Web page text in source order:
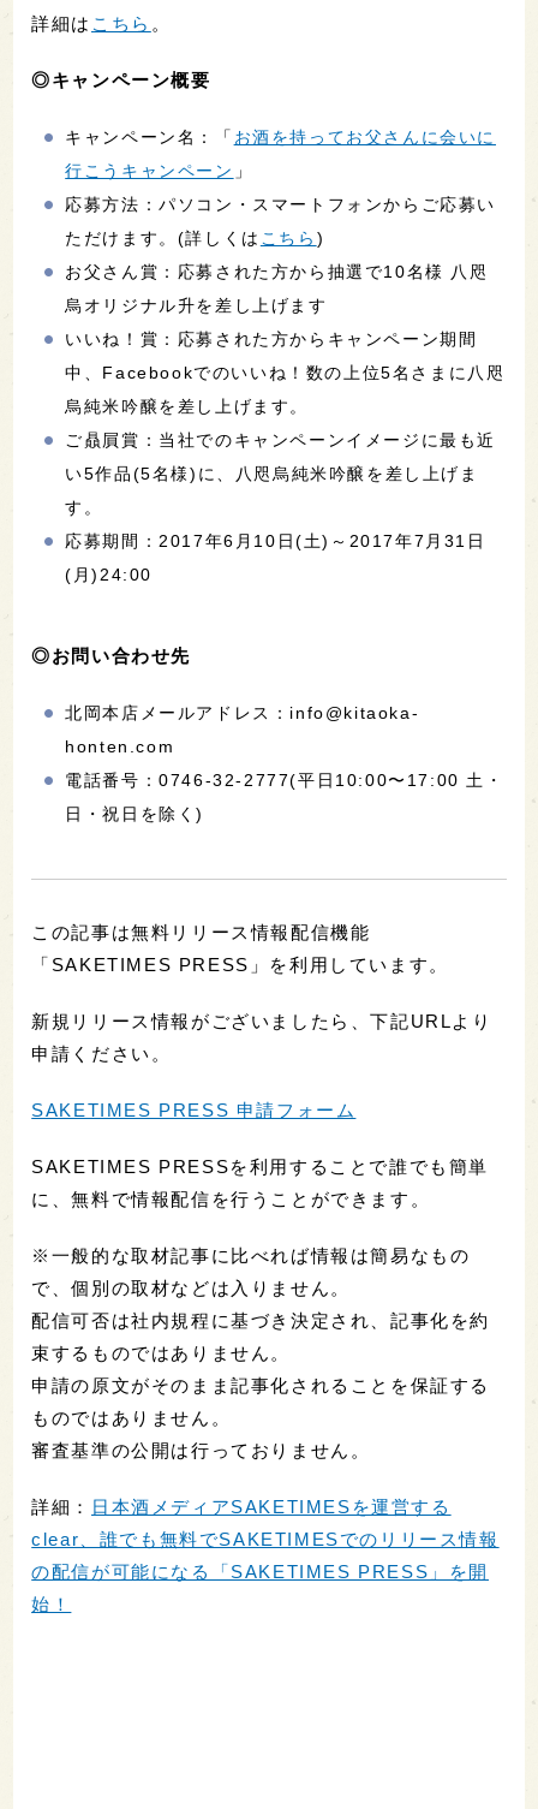
詳細は こちら 。
◎キャンペーン概要
キャンペーン名：「 お酒を持ってお父さんに会いに
行こうキャンペーン 」
応募方法：パソコン・スマートフォンからご応募い
ただけます。(詳しくは こちら )
お父さん賞：応募された方から抽選で10名様 八咫
烏オリジナル升を差し上げます
いいね！賞：応募された方からキャンペーン期間
中、Facebookでのいいね！数の上位5名さまに八咫
烏純米吟醸を差し上げます。
ご贔屓賞：当社でのキャンペーンイメージに最も近
い5作品(5名様)に、八咫烏純米吟醸を差し上げま
す。
応募期間：2017年6月10日(土)～2017年7月31日
(月)24:00
◎お問い合わせ先
北岡本店メールアドレス：info@kitaoka-
honten.com
電話番号：0746-32-2777(平日10:00〜17:00 土・
日・祝日を除く)
この記事は無料リリース情報配信機能
「SAKETIMES PRESS」を利用しています。
新規リリース情報がございましたら、下記URLより
申請ください。
SAKETIMES PRESS 申請フォーム
SAKETIMES PRESSを利用することで誰でも簡単
に、無料で情報配信を行うことができます。
※一般的な取材記事に比べれば情報は簡易なもの
で、個別の取材などは入りません。
配信可否は社内規程に基づき決定され、記事化を約
束するものではありません。
申請の原文がそのまま記事化されることを保証する
ものではありません。
審査基準の公開は行っておりません。
詳細： 日本酒メディアSAKETIMESを運営する
clear、誰でも無料でSAKETIMESでのリリース情報
の配信が可能になる「SAKETIMES PRESS」を開
始！